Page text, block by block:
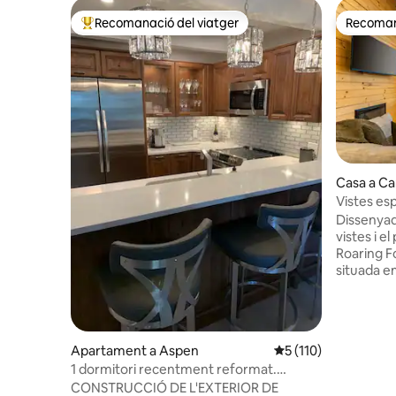
Principals recomanacions dels viatgers
Recomanació del viatger
Apartament a Aspen 5 de puntuació
5 (110)
1 dormitori recentment reformat.
Elegància informal.
CONSTRUCCIÓ DE L'EXTERIOR DE
Casa a
Vistes
banyera
vistes i el
Roaring
situada